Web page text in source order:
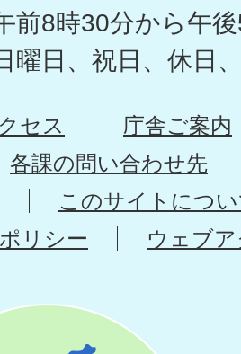
前8時30分から午
曜日、祝日、休日
セス
庁舎ご案内
各課の問い合わせ先
このサイトにつ
リシー
ウェブ